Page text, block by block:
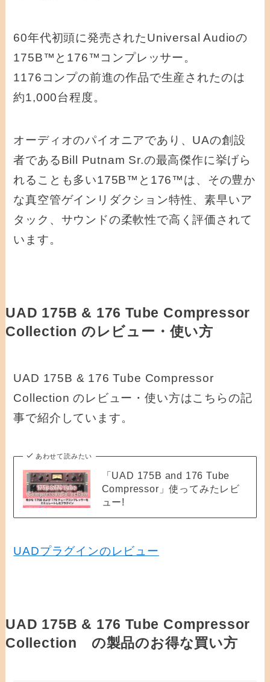
60年代初頭に発売されたUniversal Audioの
175B™と176™コンプレッサー。
1176コンプの前進の作品で生産されたのは
約1,000台程度。
オーディオのパイオニアであり、UAの創設
者であるBill Putnam Sr.の最高傑作に挙げら
れることも多い175B™と176™は、その豊か
な真空管ゲインリダクション特性、素早いア
タック、サウンドの柔軟性で高く評価されて
います。
UAD 175B & 176 Tube Compressor
Collection のレビュー・使い方
UAD 175B & 176 Tube Compressor
Collection のレビュー・使い方はこちらの記
事で紹介しています。
あわせて読みたい
「UAD 175B and 176 Tube
Compressor」使ってみたレビ
ュー!
UADプラグインのレビュー
UAD 175B & 176 Tube Compressor
Collection の製品のお得な買い方